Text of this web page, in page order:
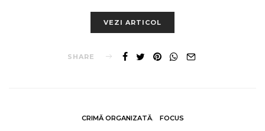
VEZI ARTICOL
SHARE
CRIMĂ ORGANIZATĂ FOCUS